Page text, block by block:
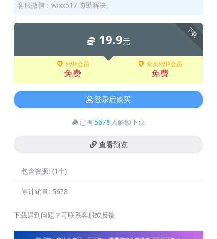
客服微信：wixx517 协助解决。
下载
19.9元
SVIP会员
免费
永久SVIP会员
免费
登录后购买
已有5678 人解锁下载
查看预览
包含资源: (1个)
累计销量: 5678
下载遇到问题？可联系客服或反馈